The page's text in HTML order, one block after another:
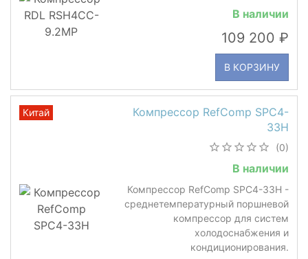
В наличии
109 200
В КОРЗИНУ
Компрессор RefComp SPC4-
33H
(0)
В наличии
Компрессор RefComp SPC4-33H -
среднетемпературный поршневой
компрессор для систем
холодоснабжения и
кондиционирования.
Китай